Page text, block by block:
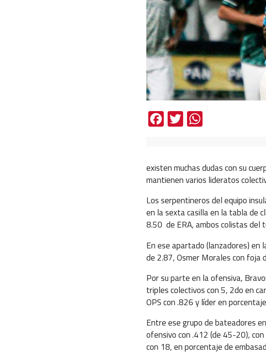
Facebook
Twitter
existen muchas dudas con su
mantienen varios lideratos
Los serpentineros del equipo
en la sexta casilla en la tabla de
8.50 de ERA, ambos colistas del
En ese apartado (lanzadores) en
de 2.87, Osmer Morales con foja
Por su parte en la ofensiva,
triples colectivos con 5, 2do en
OPS con .826 y líder en
Entre ese grupo de bateadores
ofensivo con .412 (de 45-20),
con 18, en porcentaje de